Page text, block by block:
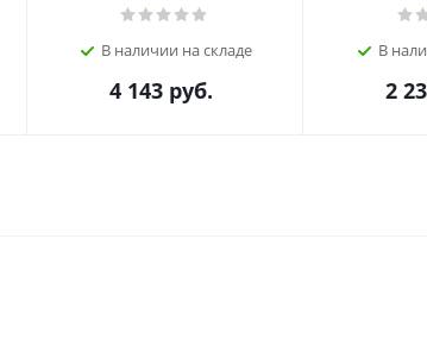
В наличии на складе
4 143руб.
В
2